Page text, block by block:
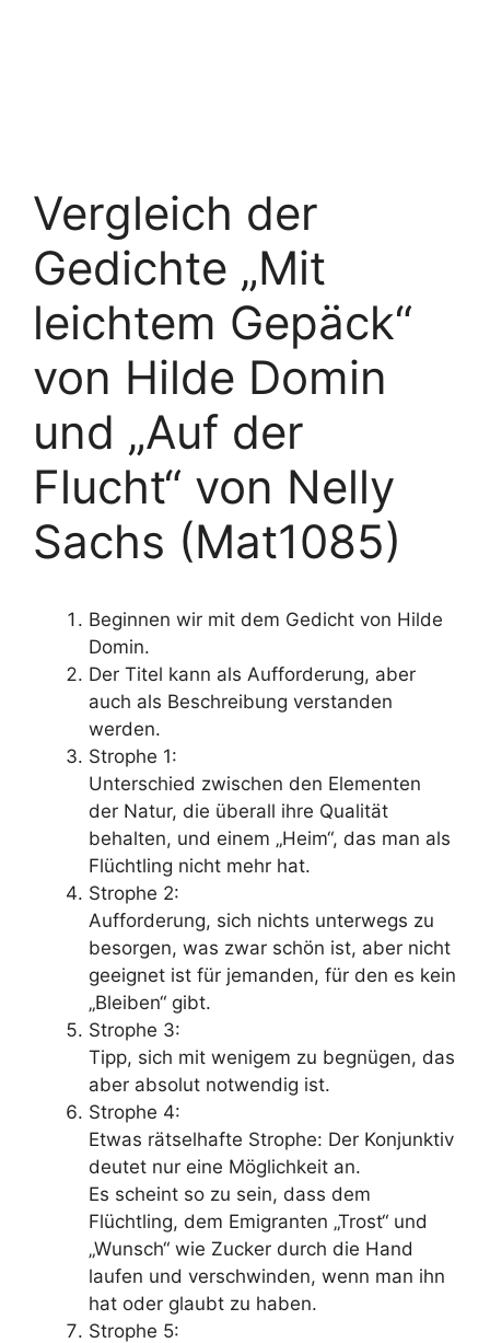
Vergleich der
Gedichte „Mit
leichtem Gepäck“
von Hilde Domin
und „Auf der
Flucht“ von Nelly
Sachs (Mat1085)
Beginnen wir mit dem Gedicht von Hilde
Domin.
Der Titel kann als Aufforderung, aber
auch als Beschreibung verstanden
werden.
Strophe 1:
Unterschied zwischen den Elementen
der Natur, die überall ihre Qualität
behalten, und einem „Heim“, das man als
Flüchtling nicht mehr hat.
Strophe 2:
Aufforderung, sich nichts unterwegs zu
besorgen, was zwar schön ist, aber nicht
geeignet ist für jemanden, für den es kein
„Bleiben“ gibt.
Strophe 3:
Tipp, sich mit wenigem zu begnügen, das
aber absolut notwendig ist.
Strophe 4:
Etwas rätselhafte Strophe: Der Konjunktiv
deutet nur eine Möglichkeit an.
Es scheint so zu sein, dass dem
Flüchtling, dem Emigranten „Trost“ und
„Wunsch“ wie Zucker durch die Hand
laufen und verschwinden, wenn man ihn
hat oder glaubt zu haben.
Strophe 5: